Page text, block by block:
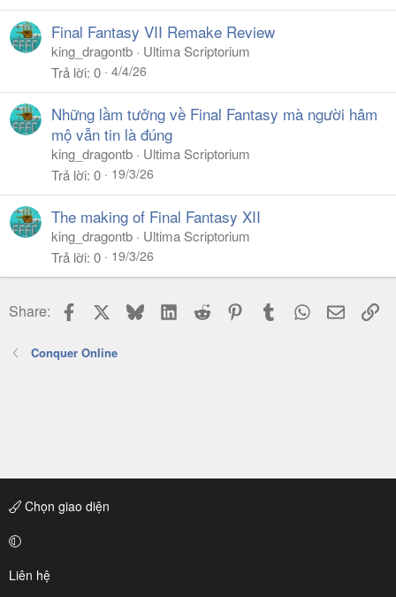
Final Fantasy VII Remake Review
king_dragontb
Ultima Scriptorium
Trả lời 0 4/4/26
Những lầm tưởng về Final Fantasy mà người hâm
mộ vẫn tin là đúng
king_dragontb
Ultima Scriptorium
Trả lời 0 19/3/26
The making of Final Fantasy XII
king_dragontb
Ultima Scriptorium
Trả lời 0 19/3/26
Share: Facebook BlueskyLinkedIn
Reddit PinterestTumblr WhatsApp
Email
Conquer Online
Chọn giao diện
Liên hệ